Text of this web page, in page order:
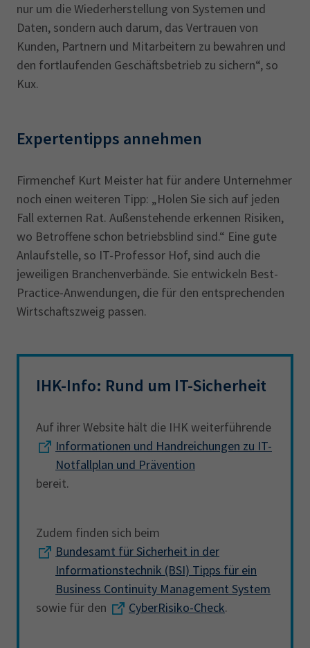
nur um die Wiederherstellung von Systemen und
Daten, sondern auch darum, das Vertrauen von
Kunden, Partnern und Mitarbeitern zu bewahren und
den fortlaufenden Geschäftsbetrieb zu sichern“, so
Kux.
Expertentipps annehmen
Firmenchef Kurt Meister hat für andere Unternehmer
noch einen weiteren Tipp: „Holen Sie sich auf jeden
Fall externen Rat. Außenstehende erkennen Risiken,
wo Betroffene schon betriebsblind sind.“ Eine gute
Anlaufstelle, so IT-Professor Hof, sind auch die
jeweiligen Branchenverbände. Sie entwickeln Best-
Practice-Anwendungen, die für den entsprechenden
Wirtschaftszweig passen.
IHK-Info: Rund um IT-Sicherheit
Auf ihrer Website hält die IHK weiterführende
Informationen und Handreichungen zu IT-
Notfallplan und Prävention
bereit.
Zudem finden sich beim
Bundesamt für Sicherheit in der
Informationstechnik (BSI) Tipps für ein
Business Continuity Management System
sowie für den
CyberRisiko-Check.